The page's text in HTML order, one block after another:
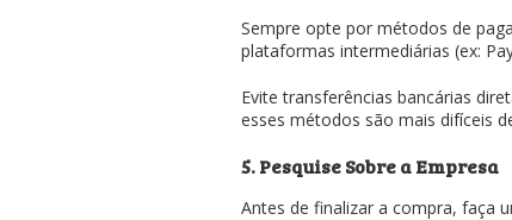
Sempre opte por métodos de
plataformas intermediárias (ex:
Evite transferências bancárias
esses métodos são mais difíceis
5. Pesquise Sobre a Empresa
Antes de finalizar a compra, faça